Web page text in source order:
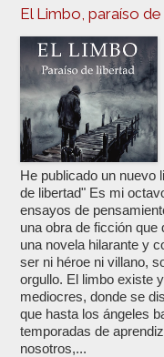
El Limbo, paraíso
He publicado un nuevo
de libertad" Es mi
ensayos de
una obra de ficción
una novela hilarante y
ser ni héroe ni villano,
orgullo. El limbo existe
mediocres, donde se
que hasta los ángeles
temporadas de
nosotros,...